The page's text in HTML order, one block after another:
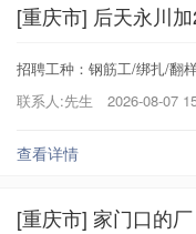
[重庆市] 后天永川
招聘工种：钢筋工/绑扎/翻
联系人:先生
2026-08-07
查看详情
[重庆市] 家门口的